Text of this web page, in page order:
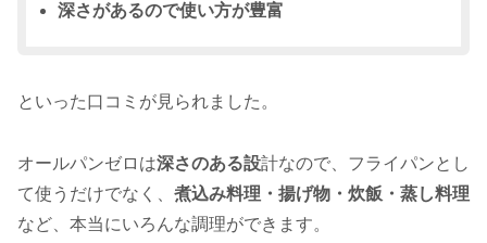
深さがあるので使い方が豊富
といった口コミが見られました。
オールパンゼロは深さのある設計なので、フライパンとし
て使うだけでなく、 煮込み料理・揚げ物・炊飯・蒸し料理
など、本当にいろんな調理ができます。